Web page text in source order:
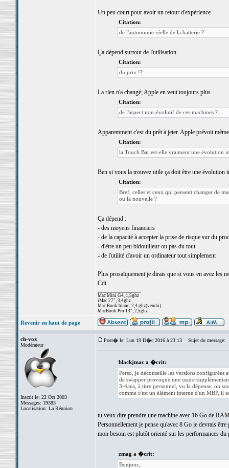
Un peu court pour avoir un retour d'expérience
Citation:
de l'autonomie réelle de la batterie ?
Ça dépend surtout de l'utilisation
Citation:
du prix !?
La rien n'a changé; Apple en veut toujours plus.
Citation:
de l'aspect non-évolutif de ces machines ?...
Apparemment c'est du prêt à jeter. Apple prévoit
Citation:
la Touch Bar est-elle vraiment une évolution
Ben si vous la trouvez utile ça doit être une évolution
Citation:
Bref, celles et ceux qui pensent changer de
ou la nouvelle ?
Ça dépend :
- des moyens financiers
- de la capacité à accepter la prise de risque sur du
- d'être un peu bidouilleur ou pas du tout
- de l'utilité d'avoir un ordinateur tout simplement
Plus prosaïquement je dirais que si vous en avez les
Cdt
Mac Mini G4, 1,5ghz
iMac 27", 3,4ghz
Mac Book blanc, 2,4 ghz(vendu)
MacBook Pro 13", 2,5ghz
Revenir en haut de page
ch-vox
Modérateur
Inscrit le: 22 Oct 2003
Messages: 19383
Localisation: La Réunion
Post� le: Lun 19 D�c 2016 à 23:13 Sujet du message:
blackjmac a �crit:
Perso, je déconseille les versions
de swapper provoque une usure
3-4ans, à titre personnel, vu la dépense, on
comme c'est un élément interne d'un MBP, il
tu veux dire prendre une machine avec 16 Go de
Personnellement je pense qu'avec 8 Go je devrais
mon besoin est plutôt orienté sur les performances
zmag a �crit:
Bonjour,